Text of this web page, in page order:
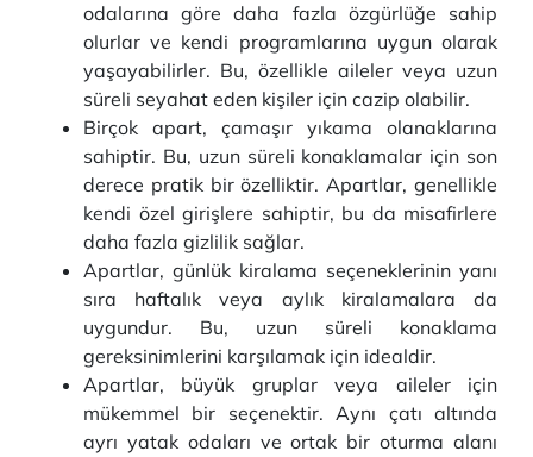
odalarına göre daha fazla özgürlüğe sahip
olurlar ve kendi programlarına uygun olarak
yaşayabilirler. Bu, özellikle aileler veya uzun
süreli seyahat eden kişiler için cazip olabilir.
Birçok apart, çamaşır yıkama olanaklarına
sahiptir. Bu, uzun süreli konaklamalar için son
derece pratik bir özelliktir. Apartlar, genellikle
kendi özel girişlere sahiptir, bu da misafirlere
daha fazla gizlilik sağlar.
Apartlar, günlük kiralama seçeneklerinin yanı
sıra haftalık veya aylık kiralamalara da
uygundur. Bu, uzun süreli konaklama
gereksinimlerini karşılamak için idealdir.
Apartlar, büyük gruplar veya aileler için
mükemmel bir seçenektir. Aynı çatı altında
ayrı yatak odaları ve ortak bir oturma alanı